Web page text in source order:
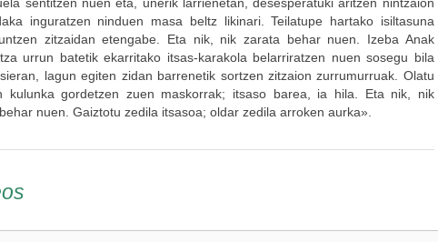
inguratzen ninduen masa beltz likinari. Teilatupe hartako isiltasuna
zitzaidan etengabe. Eta nik, nik zarata behar nuen. Izeba Anak
urrun batetik ekarritako itsas-karakola belarriratzen nuen sosegu bila
lagun egiten zidan barrenetik sortzen zitzaion zurrumurruak. Olatu
kulunka gordetzen zuen maskorrak; itsaso barea, ia hila. Eta nik, nik
nuen. Gaiztotu zedila itsasoa; oldar zedila arroken aurka».